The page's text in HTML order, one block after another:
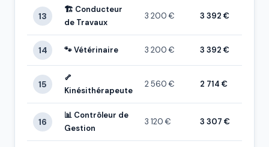
13
🏗️ Conducteur
de Travaux
3 200 € 3 392 €
14 🐾 Vétérinaire 3 200 € 3 392 €
15
🦴
Kinésithérapeute
2 560 € 2 714 €
16
📊 Contrôleur de
Gestion
3 120 € 3 307 €